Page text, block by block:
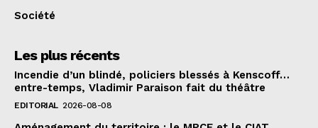
Société
Les plus récents
Incendie d’un blindé, policiers blessés à Kenscoff…
entre-temps, Vladimir Paraison fait du théâtre
EDITORIAL 2026-08-08